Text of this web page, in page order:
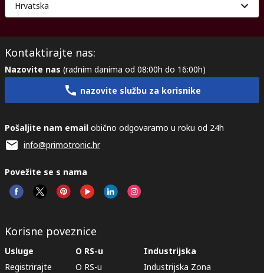
Hrvatska
Kontaktirajte nas:
Nazovite nas (radnim danima od 08:00h do 16:00h)
nazovite službu za korisnike
Pošaljite nam email obično odgovaramo u roku od 24h
info@primotronic.hr
Povežite se s nama
Korisne poveznice
Usluge
Registrirajte
O RS-u
O RS-u
Industrijska
Industrijska Zona